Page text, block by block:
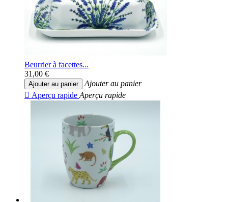
Beurrier à facettes...
31,00 €
Ajouter au panier
Ajouter au panier
 Aperçu rapide Aperçu rapide